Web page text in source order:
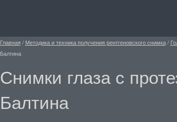
Главная / Методика и техника получения рентгеновского снимка/
Балтина
Снимки глаза с
Балтина